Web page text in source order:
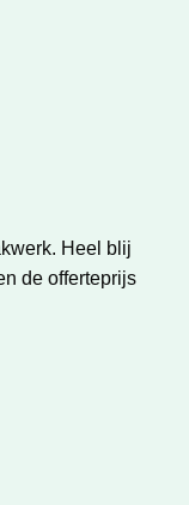
Heel blij
de offerteprijs